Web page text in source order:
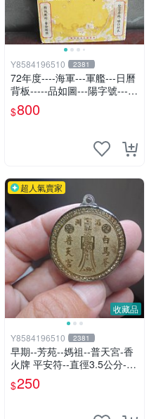
Y8584196510 2381
72年度----海軍---軍艦---日曆
背板-----品如圖---陽字號----
軍眷村
$800
收藏品
超人氣賣家
Y8584196510 2381
早期--芳苑--媽祖--普天宮-香
火牌 平安符--直徑3.5公分--
宗教---廟宇---發財金---錢母--
-歲錢
$250